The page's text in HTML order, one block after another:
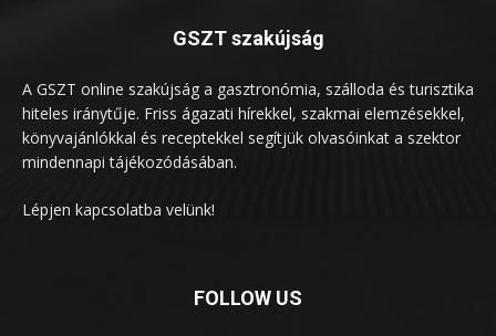
GSZT szakújság
A GSZT online szakújság a gasztronómia, szálloda és turisztika
hiteles iránytűje. Friss ágazati hírekkel, szakmai elemzésekkel,
könyvajánlókkal és receptekkel segítjük olvasóinkat a szektor
mindennapi tájékozódásában.
Lépjen kapcsolatba velünk!
FOLLOW US